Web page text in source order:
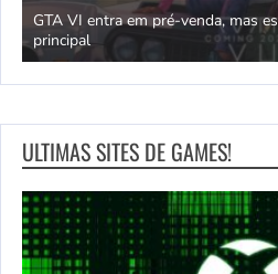
GTA VI entra em pré-venda, mas
principal
ULTIMAS SITES DE GAMES!